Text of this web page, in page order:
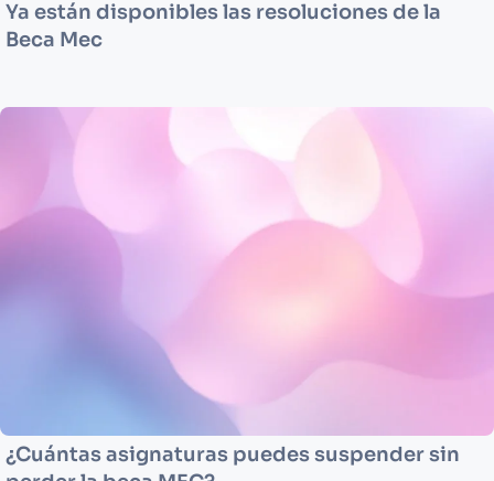
Ya están disponibles las resoluciones de la
Beca Mec
¿Cuántas asignaturas puedes suspender sin